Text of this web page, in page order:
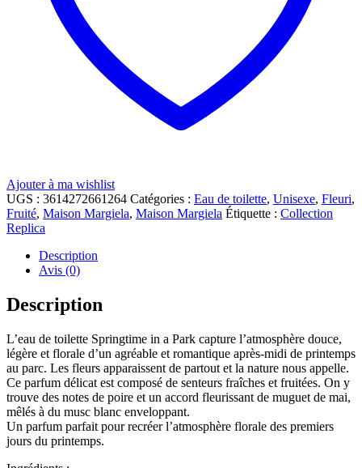
Ajouter à ma wishlist
UGS : 3614272661264 Catégories : Eau de toilette, Unisexe, Fleuri,
Fruité, Maison Margiela, Maison Margiela Étiquette : Collection
Replica
Description
Avis (0)
Description
L’eau de toilette Springtime in a Park capture l’atmosphère douce,
légère et florale d’un agréable et romantique après-midi de printemps
au parc. Les fleurs apparaissent de partout et la nature nous appelle.
Ce parfum délicat est composé de senteurs fraîches et fruitées. On y
trouve des notes de poire et un accord fleurissant de muguet de mai,
mêlés à du musc blanc enveloppant.
Un parfum parfait pour recréer l’atmosphère florale des premiers
jours du printemps.